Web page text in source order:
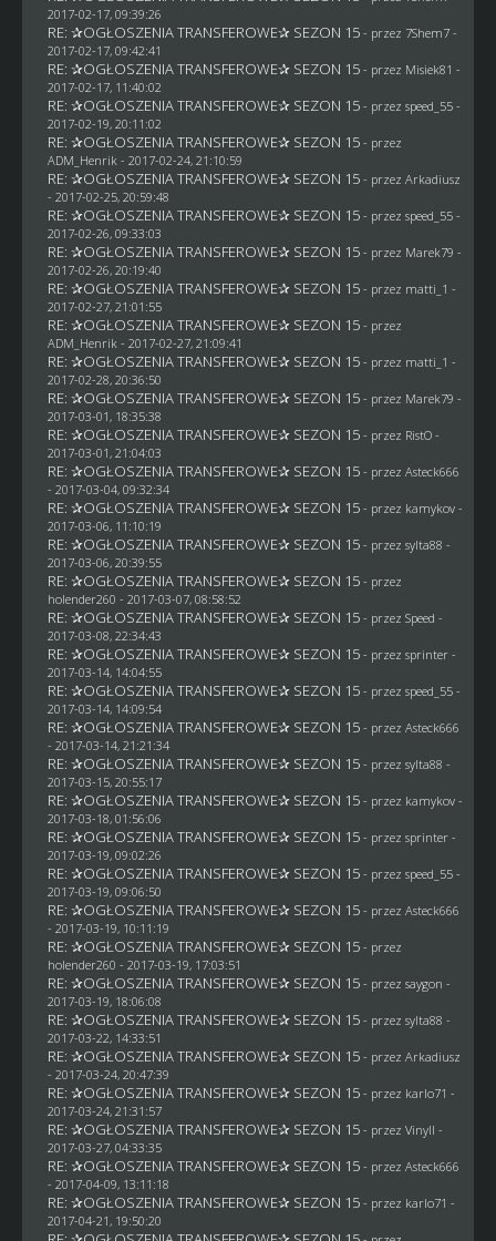
2017-02-17, 09:39:26
RE: ✰OGŁOSZENIA TRANSFEROWE✰ SEZON 15 - przez 7Shem7-
2017-02-17, 09:42:41
RE: ✰OGŁOSZENIA TRANSFEROWE✰ SEZON 15 - przez Misiek81 -
2017-02-17, 11:40:02
RE: ✰OGŁOSZENIA TRANSFEROWE✰ SEZON 15 - przez speed_55 -
2017-02-19, 20:11:02
RE: ✰OGŁOSZENIA TRANSFEROWE✰ SEZON 15 - przez
ADM_Henrik - 2017-02-24, 21:10:59
RE: ✰OGŁOSZENIA TRANSFEROWE✰ SEZON 15 - przez Arkadiusz
- 2017-02-25, 20:59:48
RE: ✰OGŁOSZENIA TRANSFEROWE✰ SEZON 15 - przez speed_55 -
2017-02-26, 09:33:03
RE: ✰OGŁOSZENIA TRANSFEROWE✰ SEZON 15 - przez Marek79 -
2017-02-26, 20:19:40
RE: ✰OGŁOSZENIA TRANSFEROWE✰ SEZON 15 - przez matti_1 -
2017-02-27, 21:01:55
RE: ✰OGŁOSZENIA TRANSFEROWE✰ SEZON 15 - przez
ADM_Henrik - 2017-02-27, 21:09:41
RE: ✰OGŁOSZENIA TRANSFEROWE✰ SEZON 15 - przez matti_1 -
2017-02-28, 20:36:50
RE: ✰OGŁOSZENIA TRANSFEROWE✰ SEZON 15 - przez Marek79 -
2017-03-01, 18:35:38
RE: ✰OGŁOSZENIA TRANSFEROWE✰ SEZON 15 - przez RistO-
2017-03-01, 21:04:03
RE: ✰OGŁOSZENIA TRANSFEROWE✰ SEZON 15 - przez Asteck666
- 2017-03-04, 09:32:34
RE: ✰OGŁOSZENIA TRANSFEROWE✰ SEZON 15 - przez kamykov-
2017-03-06, 11:10:19
RE: ✰OGŁOSZENIA TRANSFEROWE✰ SEZON 15 - przez sylta88 -
2017-03-06, 20:39:55
RE: ✰OGŁOSZENIA TRANSFEROWE✰ SEZON 15 - przez
holender260 - 2017-03-07, 08:58:52
RE: ✰OGŁOSZENIA TRANSFEROWE✰ SEZON 15 - przez Speed -
2017-03-08, 22:34:43
RE: ✰OGŁOSZENIA TRANSFEROWE✰ SEZON 15 - przez sprinter -
2017-03-14, 14:04:55
RE: ✰OGŁOSZENIA TRANSFEROWE✰ SEZON 15 - przez speed_55 -
2017-03-14, 14:09:54
RE: ✰OGŁOSZENIA TRANSFEROWE✰ SEZON 15 - przez Asteck666
- 2017-03-14, 21:21:34
RE: ✰OGŁOSZENIA TRANSFEROWE✰ SEZON 15 - przez sylta88 -
2017-03-15, 20:55:17
RE: ✰OGŁOSZENIA TRANSFEROWE✰ SEZON 15 - przez kamykov-
2017-03-18, 01:56:06
RE: ✰OGŁOSZENIA TRANSFEROWE✰ SEZON 15 - przez sprinter -
2017-03-19, 09:02:26
RE: ✰OGŁOSZENIA TRANSFEROWE✰ SEZON 15 - przez speed_55 -
2017-03-19, 09:06:50
RE: ✰OGŁOSZENIA TRANSFEROWE✰ SEZON 15 - przez Asteck666
- 2017-03-19, 10:11:19
RE: ✰OGŁOSZENIA TRANSFEROWE✰ SEZON 15 - przez
holender260 - 2017-03-19, 17:03:51
RE: ✰OGŁOSZENIA TRANSFEROWE✰ SEZON 15 - przez saygon -
2017-03-19, 18:06:08
RE: ✰OGŁOSZENIA TRANSFEROWE✰ SEZON 15 - przez sylta88 -
2017-03-22, 14:33:51
RE: ✰OGŁOSZENIA TRANSFEROWE✰ SEZON 15 - przez Arkadiusz
- 2017-03-24, 20:47:39
RE: ✰OGŁOSZENIA TRANSFEROWE✰ SEZON 15 - przez karlo71 -
2017-03-24, 21:31:57
RE: ✰OGŁOSZENIA TRANSFEROWE✰ SEZON 15 - przez Vinyll -
2017-03-27, 04:33:35
RE: ✰OGŁOSZENIA TRANSFEROWE✰ SEZON 15 - przez Asteck666
- 2017-04-09, 13:11:18
RE: ✰OGŁOSZENIA TRANSFEROWE✰ SEZON 15 - przez karlo71 -
2017-04-21, 19:50:20